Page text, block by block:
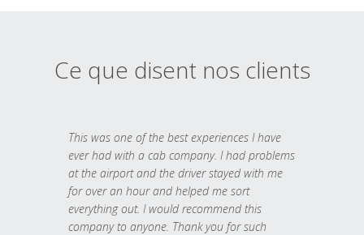
Ce que disent nos clients
This was one of the best experiences I have
ever had with a cab company. I had problems
at the airport and the driver stayed with me
for over an hour and helped me sort
everything out. I would recommend this
company to anyone. Thank you for such